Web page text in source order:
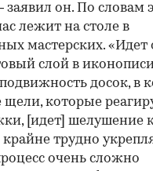
он. По словам
лежит на столе в
мастерских. «Идет
слой в
досок, в
которые
[идет] шелушение
трудно
очень сложно